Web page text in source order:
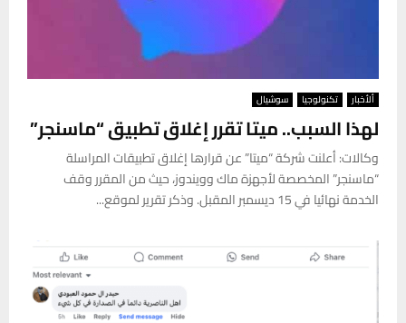
ألأخبار تكنولوجيا سوشيال
لهذا السبب.. ميتا تقرر إغلاق تطبيق “ماسنجر”
وكالات: أعلنت شركة “ميتا” عن قرارها إغلاق تطبيقات المراسلة
“ماسنجر” المخصصة لأجهزة ماك وويندوز، حيث من المقرر وقف
الخدمة نهائيا في 15 ديسمبر المقبل. وذكر تقرير لموقع...